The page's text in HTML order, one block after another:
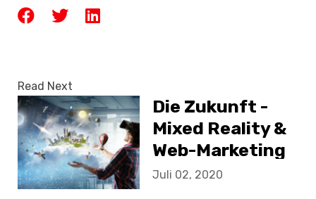
Read Next
Die Zukunft -
Mixed Reality &
Web-Marketing
Juli 02, 2020